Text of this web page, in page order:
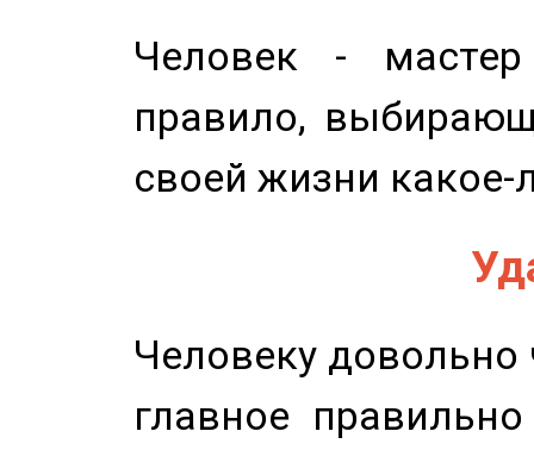
Человек -
правило,
своей жизни какое-
Человеку довольно
главное